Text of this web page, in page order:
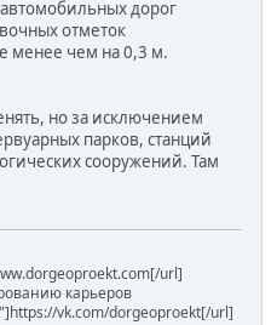
дорог
отметок
менее чем на 0,3 м.
но за исключением
парков, станций
сооружений. Там
url]
карьеров
vk.com/dorgeoproekt[/url]